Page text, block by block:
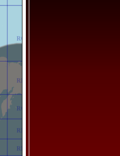
RM
RN
RO
RP
RQ